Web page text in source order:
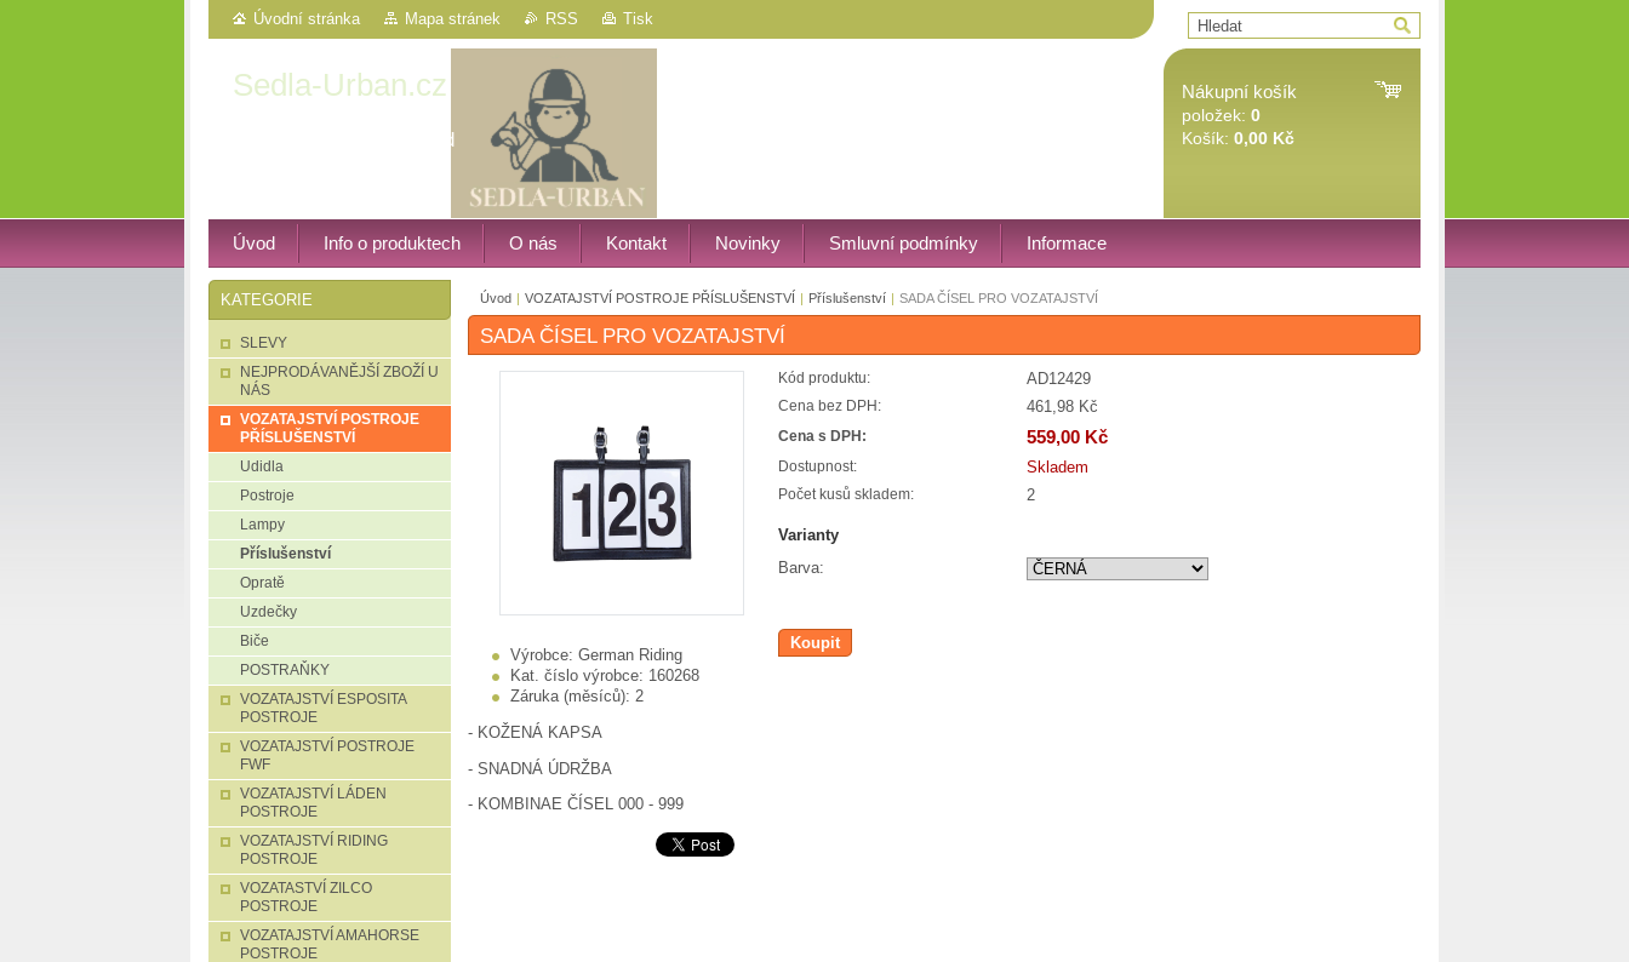
Úvodní stránka Mapa stránek RSS Tisk
Sedla-Urban.cz
Western, vozatajství atd
Nákupní košík
položek: 0
Košík: 0,00 Kč
Úvod Info o produktech O nás Kontakt Novinky Smluvní podmínky Informace
Úvod | VOZATAJSTVÍ POSTROJE PŘÍSLUŠENSTVÍ | Příslušenství | SADA ČÍSEL PRO VOZATAJSTVÍ
SADA ČÍSEL PRO VOZATAJSTVÍ
Výrobce: German Riding
Kat. číslo výrobce: 160268
Záruka (měsíců): 2
Kód produktu: AD12429
Cena bez DPH: 461,98 Kč
Cena s DPH: 559,00 Kč
Dostupnost: Skladem
Počet kusů skladem: 2
Varianty
Barva:
Koupit
- KOŽENÁ KAPSA
- SNADNÁ ÚDRŽBA
- KOMBINAE ČÍSEL 000 - 999
KATEGORIE
SLEVY
NEJPRODÁVANĚJŠÍ ZBOŽÍ U
NÁS
VOZATAJSTVÍ POSTROJE
PŘÍSLUŠENSTVÍ
Udidla
Postroje
Lampy
Příslušenství
Opratě
Uzdečky
Biče
POSTRAŇKY
VOZATAJSTVÍ ESPOSITA
POSTROJE
VOZATAJSTVÍ POSTROJE
FWF
VOZATAJSTVÍ LÁDEN
POSTROJE
VOZATAJSTVÍ RIDING
POSTROJE
VOZATASTVÍ ZILCO
POSTROJE
VOZATAJSTVÍ AMAHORSE
POSTROJE